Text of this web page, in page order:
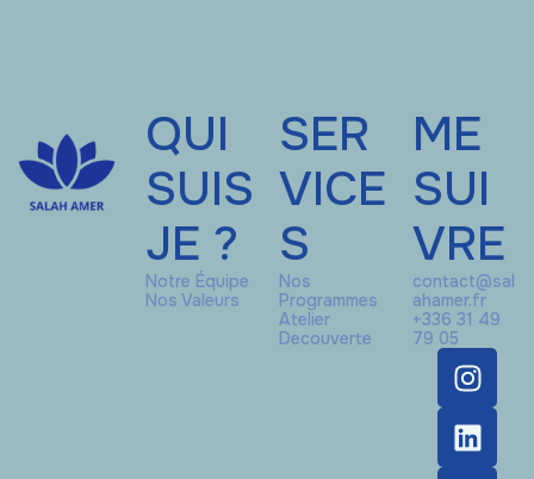
QUI
SUIS
JE ?
Notre Équipe
Nos Valeurs
SER
VICE
S
Nos
Programmes
Atelier
Decouverte
ME
SUI
VRE
contact@sal
ahamer.fr
+336 31 49
79 05